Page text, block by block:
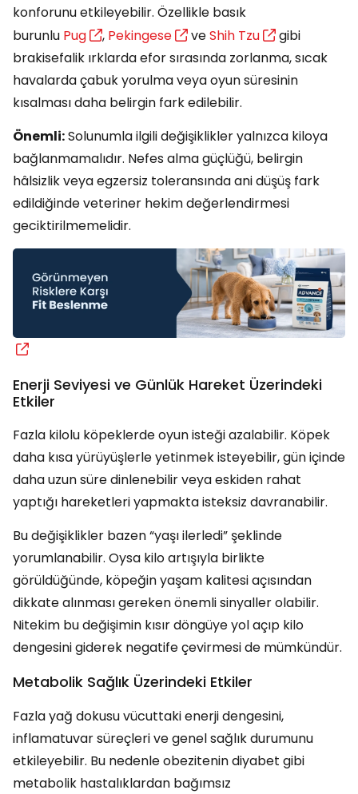
konforunu etkileyebilir. Özellikle basık
burunlu Pug , Pekingese veShih Tzu
gibi
brakisefalik ırklarda efor sırasında zorlanma, sıcak
havalarda çabuk yorulma veya oyun süresinin
kısalması daha belirgin fark edilebilir.
Önemli:Solunumla ilgili değişiklikler yalnızca kiloya
bağlanmamalıdır. Nefes alma güçlüğü, belirgin
hâlsizlik veya egzersiz toleransında ani düşüş fark
edildiğinde veteriner hekim değerlendirmesi
geciktirilmemelidir.
Enerji Seviyesi ve Günlük Hareket Üzerindeki
Etkiler
Fazla kilolu köpeklerde oyun isteği azalabilir. Köpek
daha kısa yürüyüşlerle yetinmek isteyebilir, gün içinde
daha uzun süre dinlenebilir veya eskiden rahat
yaptığı hareketleri yapmakta isteksiz davranabilir.
Bu değişiklikler bazen “yaşı ilerledi” şeklinde
yorumlanabilir. Oysa kilo artışıyla birlikte
görüldüğünde, köpeğin yaşam kalitesi açısından
dikkate alınması gereken önemli sinyaller olabilir.
Nitekim bu değişimin kısır döngüye yol açıp kilo
dengesini giderek negatife çevirmesi de mümkündür.
Metabolik Sağlık Üzerindeki Etkiler
Fazla yağ dokusu vücuttaki enerji dengesini,
inflamatuvar süreçleri ve genel sağlık durumunu
etkileyebilir. Bu nedenle obezitenin diyabet gibi
metabolik hastalıklardan bağımsız